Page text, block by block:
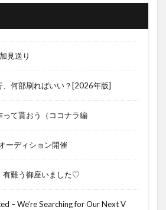
見送り
、何部刷ればいい？[2026年版]
って貰おう（ココナラ編
ーディション開催
有難う御座いました♡
– We’re Searching for Our Next V